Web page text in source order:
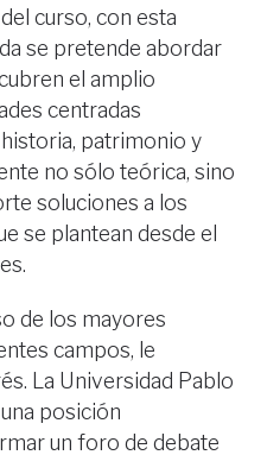
curso, con esta
se pretende abordar
el amplio
centradas
patrimonio y
no sólo teórica, sino
soluciones a los
se plantean desde el
de los mayores
campos, le
La Universidad Pablo
posición
un foro de debate